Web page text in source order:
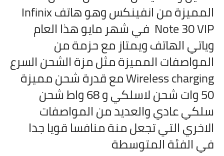
المميزة من انفينكس وهو هاتف Infinix
Note 30 VIP في شهر مايو هذا العام
وياتي الهاتف ويمتاز مع حزمة من
المواصفات المميزة مثل مزة الشحن السرع
Wireless charging مع قدرة شحن مميزة
50 وات شحن لاسلكي و 68 واط شحن
سلكي عادي والعديد من المواصفات
الاخري التي تجعل منة منافسا قويا جدا
في الفئة المتوسطة